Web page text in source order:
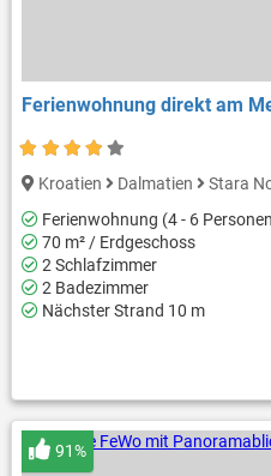
Ferienwohnung direkt am
Kroatien Dalmatien
Stara
Ferienwohnung (4 - 6
70 m² / Erdgeschoss
2 Schlafzimmer
2 Badezimmer
Nächster Strand 10 m
91%